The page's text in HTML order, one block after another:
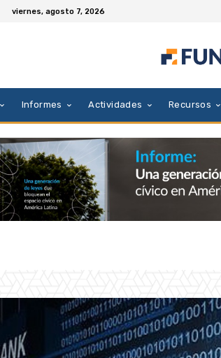
viernes, agosto 7, 2026
Informes Actividades Recursos